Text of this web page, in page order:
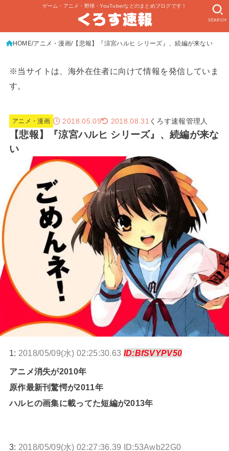
ゲーム・アニメ・野球・YouTuberなどのまとめブログです！
SEARCH
HOME アニメ・漫画 【悲報】『涼宮ハルヒ シリーズ』、続編が来ない
※当サイトは、海外在住者に向けて情報を発信していま
す。
アニメ・漫画 2018.05.09 2018.08.31 くろす速報管理人
【悲報】『涼宮ハルヒ シリーズ』、続編が来な
い
1: 2018/05/09(水) 02:25:30.63 ID:BfSVYPV50
アニメ消失が2010年
原作最新刊驚愕が2011年
ハルヒの画集に載ってた短編が2013年
3: 2018/05/09(水) 02:27:36.39 ID:53Awb22G0